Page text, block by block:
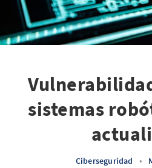
sistemas
Ciberseguridad •